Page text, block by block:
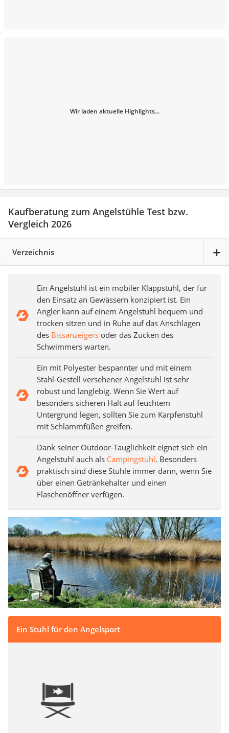
Wir laden aktuelle Highlights...
Kaufberatung zum Angelstühle Test bzw.
Vergleich 2026
Verzeichnis
Ein Angelstuhl ist ein mobiler Klappstuhl, der für
den Einsatz an Gewässern konzipiert ist. Ein
Angler kann auf einem Angelstuhl bequem und
trocken sitzen und in Ruhe auf das Anschlagen
des Bissanzeigers oder das Zucken des
Schwimmers warten.
Ein mit Polyester bespannter und mit einem
Stahl-Gestell versehener Angelstuhl ist sehr
robust und langlebig. Wenn Sie Wert auf
besonders sicheren Halt auf feuchtem
Untergrund legen, sollten Sie zum Karpfenstuhl
mit Schlammfüßen greifen.
Dank seiner Outdoor-Tauglichkeit eignet sich ein
Angelstuhl auch als Campingstuhl. Besonders
praktisch sind diese Stühle immer dann, wenn Sie
über einen Getränkehalter und einen
Flaschenöffner verfügen.
Ein Stuhl für den Angelsport